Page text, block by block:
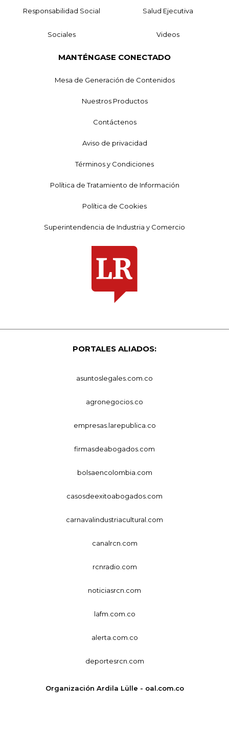
Responsabilidad Social Salud Ejecutiva
Sociales Videos
MANTÉNGASE CONECTADO
Mesa de Generación de Contenidos
Nuestros Productos
Contáctenos
Aviso de privacidad
Términos y Condiciones
Política de Tratamiento de Información
Política de Cookies
Superintendencia de Industria y Comercio
PORTALES ALIADOS:
asuntoslegales.com.co
agronegocios.co
empresas.larepublica.co
firmasdeabogados.com
bolsaencolombia.com
casosdeexitoabogados.com
carnavalindustriacultural.com
canalrcn.com
rcnradio.com
noticiasrcn.com
lafm.com.co
alerta.com.co
deportesrcn.com
Organización Ardila Lülle - oal.com.co